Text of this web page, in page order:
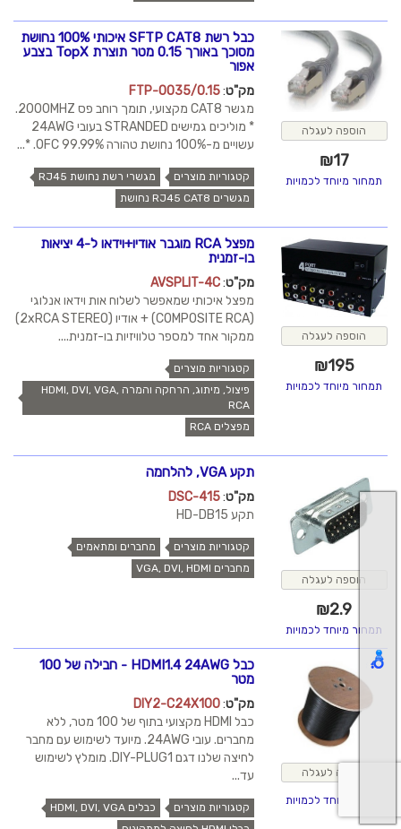
הוספה לעגלה
₪17
תמחור מיוחד לכמויות
כבל רשת SFTP CAT8 איכותי 100% נחושת
מסוכך באורך 0.15 מטר תוצרת TopX בצבע
אפור
מק"ט:
FTP-0035/0.15
מגשר CAT8 מקצועי, תומך רוחב פס 2000MHZ.
* מוליכים גמישים STRANDED בעובי 24AWG
עשויים מ-100% נחושת טהורה 99.99% OFC. *...
קטגוריות מוצרים
מגשרי רשת נחושת RJ45
מגשרים RJ45 CAT8 נחושת
הוספה לעגלה
₪195
תמחור מיוחד לכמויות
מפצל RCA מוגבר אודיו+וידאו ל-4 יציאות
בו-זמנית
מק"ט:
AVSPLIT-4C
מפצל איכותי שמאפשר לשלוח אות וידאו אנלוגי
(COMPOSITE RCA) + אודיו (2xRCA STEREO)
ממקור אחד למספר טלוויזיות בו-זמנית....
קטגוריות מוצרים
פיצול, מיתוג, הרחקה והמרה HDMI, DVI, VGA,
RCA
מפצלים RCA
הוספה לעגלה
₪2.9
תמחור מיוחד לכמויות
תקע VGA, להלחמה
מק"ט:
DSC-415
תקע HD-DB15
קטגוריות מוצרים
מחברים ומתאמים
מחברים VGA, DVI, HDMI
הוספה לעגלה
תמחור מיוחד לכמויות
כבל HDMI1.4 24AWG - חבילה של 100
מטר
מק"ט:
DIY2-C24X100
כבל HDMI מקצועי בתוף של 100 מטר, ללא
מחברים. עובי 24AWG. מיועד לשימוש עם מחבר
לחיצה שלנו דגם DIY-PLUG1. מומלץ לשימוש
עד...
קטגוריות מוצרים
כבלים HDMI, DVI, VGA